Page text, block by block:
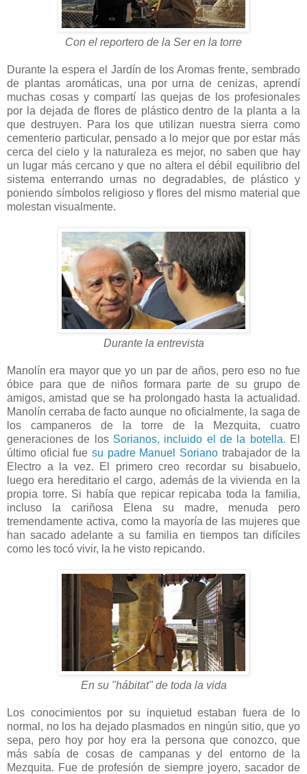
Con el reportero de la Ser en la torre
Durante la espera el Jardín de los Aromas frente, sembrado
de plantas aromáticas, una por urna de cenizas, aprendí
muchas cosas y compartí las quejas de los profesionales
por la dejada de flores de plástico dentro de la planta a la
que destruyen. Para los que utilizan nuestra sierra como
cementerio particular, pensado a lo mejor que por estar más
cerca del cielo y la naturaleza es mejor, no saben que hay
un lugar más cercano y que no altera el débil equilibrio del
sistema enterrando urnas no degradables, de plástico y
poniendo símbolos religioso y flores del mismo material que
molestan visualmente.
Durante la entrevista
Manolín era mayor que yo un par de años, pero eso no fue
óbice para que de niños formara parte de su grupo de
amigos, amistad que se ha prolongado hasta la actualidad.
Manolín cerraba de facto aunque no oficialmente, la saga de
los campaneros de la torre de la Mezquita, cuatro
generaciones de los Sorianos, incluido el de la botella. El
último oficial fue su padre Manuel Soriano trabajador de la
Electro a la vez. El primero creo recordar su bisabuelo,
luego era hereditario el cargo, además de la vivienda en la
propia torre. Si había que repicar repicaba toda la familia,
incluso la cariñosa Elena su madre, menuda pero
tremendamente activa, como la mayoría de las mujeres que
han sacado adelante a su familia en tiempos tan difíciles
como les tocó vivir, la he visto repicando.
En su "hábitat" de toda la vida
Los conocimientos por su inquietud estaban fuera de lo
normal, no los ha dejado plasmados en ningún sitio, que yo
sepa, pero hoy por hoy era la persona que conozco, que
más sabía de cosas de campanas y del entorno de la
Mezquita. Fue de profesión de siempre joyero, sacador de